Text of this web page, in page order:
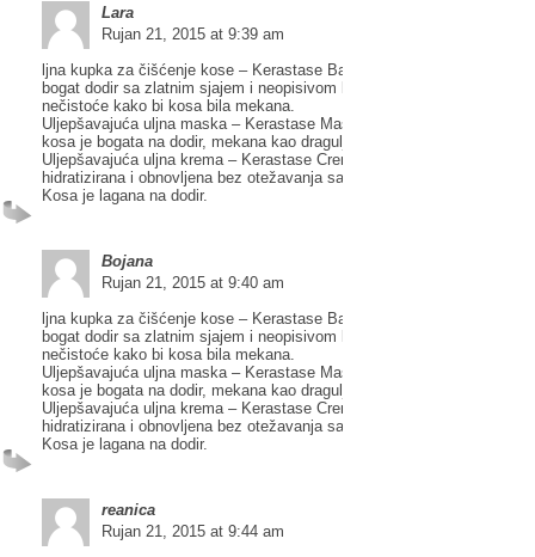
Lara
Rujan 21, 2015 at 9:39 am
ljna kupka za čišćenje kose – Kerastase Bain Elixir Ultime – Kosa
bogat dodir sa zlatnim sjajem i neopisivom lakoćom. Otklanja i nježno
nečistoće kako bi kosa bila mekana.
Uljepšavajuća uljna maska – Kerastase Masque Elixir Ultime –
kosa je bogata na dodir, mekana kao dragulj, ispunjena sa zlatnim
Uljepšavajuća uljna krema – Kerastase Creme Fine Elixir Ultime –
hidratizirana i obnovljena bez otežavanja sa prirodnim sjajem i
Kosa je lagana na dodir.
Bojana
Rujan 21, 2015 at 9:40 am
ljna kupka za čišćenje kose – Kerastase Bain Elixir Ultime – Kosa
bogat dodir sa zlatnim sjajem i neopisivom lakoćom. Otklanja i nježno
nečistoće kako bi kosa bila mekana.
Uljepšavajuća uljna maska – Kerastase Masque Elixir Ultime –
kosa je bogata na dodir, mekana kao dragulj, ispunjena sa zlatnim
Uljepšavajuća uljna krema – Kerastase Creme Fine Elixir Ultime –
hidratizirana i obnovljena bez otežavanja sa prirodnim sjajem i
Kosa je lagana na dodir.
reanica
Rujan 21, 2015 at 9:44 am